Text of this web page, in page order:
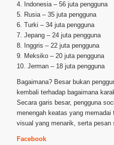
4. Indonesia – 56 juta pengguna
5. Rusia – 35 juta pengguna
6. Turki – 34 juta pengguna
7. Jepang – 24 juta pengguna
8. Inggris – 22 juta pengguna
9. Meksiko – 20 juta pengguna
10. Jerman – 18 juta pengguna
Bagaimana? Besar bukan
kembali terhadap bagaimana
Secara garis besar, pengguna
menengah keatas yang
visual yang menarik, serta pesan
Facebook